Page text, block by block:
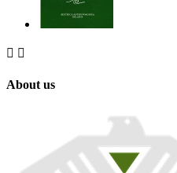
 
About us